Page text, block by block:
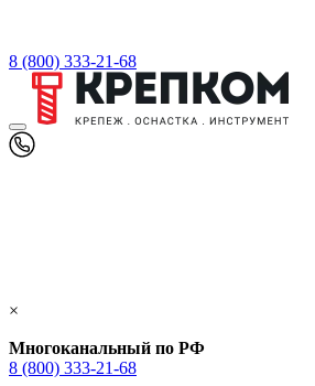
8 (800) 333-21-68
×
Многоканальный по РФ
8 (800) 333‑21-68